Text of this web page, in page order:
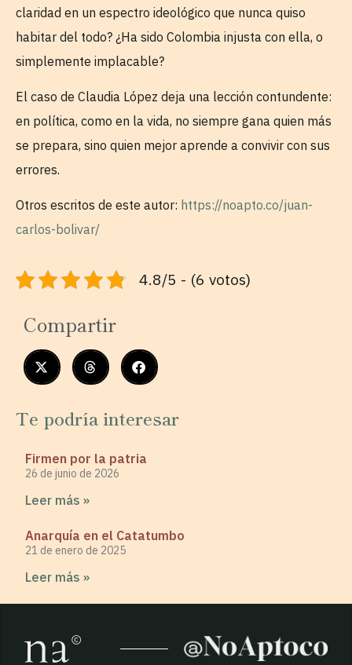
claridad en un espectro ideológico que nunca quiso
habitar del todo? ¿Ha sido Colombia injusta con ella, o
simplemente implacable?
El caso de Claudia López deja una lección contundente:
en política, como en la vida, no siempre gana quien más
se prepara, sino quien mejor aprende a convivir con sus
errores.
Otros escritos de este autor: https://noapto.co/juan-
carlos-bolivar/
4.8/5 - (6 votos)
Compartir
Te podría interesar
Firmen por la patria
26 de junio de 2026
Leer más »
Anarquía en el Catatumbo
21 de enero de 2025
Leer más »